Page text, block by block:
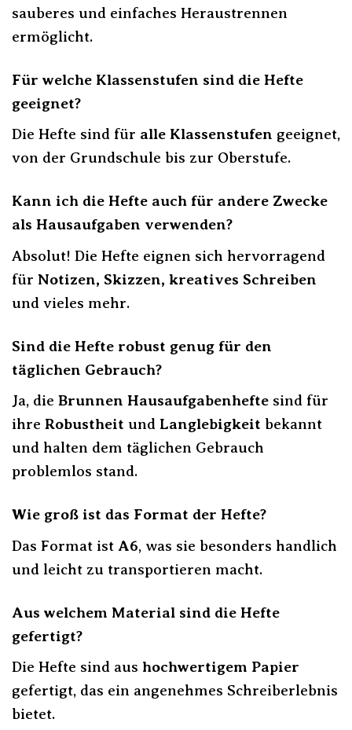
sauberes und einfaches Heraustrennen
ermöglicht.
Für welche Klassenstufen sind die Hefte
geeignet?
Die Hefte sind für alle Klassenstufen geeignet,
von der Grundschule bis zur Oberstufe.
Kann ich die Hefte auch für andere Zwecke
als Hausaufgaben verwenden?
Absolut! Die Hefte eignen sich hervorragend
für Notizen, Skizzen, kreatives Schreiben
und vieles mehr.
Sind die Hefte robust genug für den
täglichen Gebrauch?
Ja, die Brunnen Hausaufgabenhefte sind für
ihre Robustheit und Langlebigkeit bekannt
und halten dem täglichen Gebrauch
problemlos stand.
Wie groß ist das Format der Hefte?
Das Format ist A6, was sie besonders handlich
und leicht zu transportieren macht.
Aus welchem Material sind die Hefte
gefertigt?
Die Hefte sind aus hochwertigem Papier
gefertigt, das ein angenehmes Schreiberlebnis
bietet.